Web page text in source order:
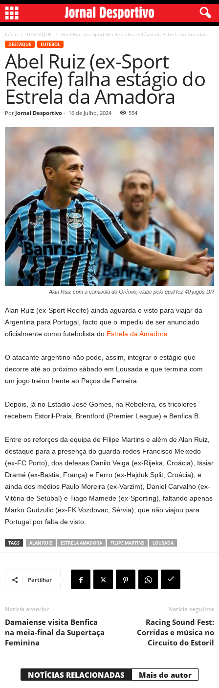
Início DESTAQUE Abel Ruiz (ex-Sport Recife) falha estágio do Estrela da Amadora
DESTAQUE FUTEBOL
Abel Ruiz (ex-Sport
Recife) falha estágio do
Estrela da Amadora
Por Jornal Desportivo - 16 de Julho, 2024 554
Alan Ruiz com a camisola do Grémio, clube pelo qual fez 40 jogos DR
Alan Ruiz (ex-Sport Recife) ainda aguarda o visto para viajar da
Argentina para Portugal, facto que o impediu de ser anunciado
oficialmente como futebolista do Estrela da Amadora.
O atacante argentino não pode, assim, integrar o estágio que
decorre até ao próximo sábado em Lousada e que termina com
um jogo treino frente ao Paços de Ferreira.
Depois, já no Estádio José Gomes, na Reboleira, os tricolores
recebem Estoril-Praia, Brentford (Premier League) e Benfica B.
Entre os reforços da equipa de Filipe Martins e além de Alan Ruiz,
destaque para a presença do guarda-redes Francisco Meixedo
(ex-FC Porto), dos defesas Danilo Veiga (ex-Rijeka, Croácia), Issiar
Dramé (ex-Bastia, França) e Ferro (ex-Hajduk Split, Croácia), e
ainda dos médios Paulo Moreira (ex-Varzim), Daniel Carvalho (ex-
Vitória de Setúbal) e Tiago Mamede (ex-Sporting), faltando apenas
Marko Gudzulic (ex-FK Vozdovac, Sérvia), que não viajou para
Portugal por falta de visto.
TAGS ALAN RUIZ ESTRELA AMADORA FILIPE MARTINS LOUSADA
Partilhar
Notícia anterior
Damaiense visita Benfica
na meia-final da Supertaça
Feminina
Notícia seguinte
Racing Sound Fest:
Corridas e música no
Circuito do Estoril
NOTÍCIAS RELACIONADAS Mais do autor